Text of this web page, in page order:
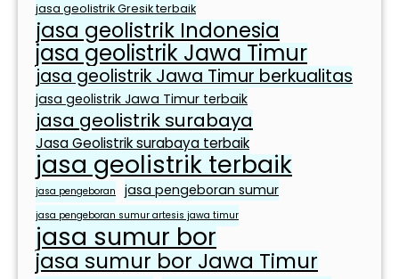
jasa geolistrik Gresik terbaik
jasa geolistrik Indonesia
jasa geolistrik Jawa Timur
jasa geolistrik Jawa Timur berkualitas
jasa geolistrik Jawa Timur terbaik
jasa geolistrik surabaya
Jasa Geolistrik surabaya terbaik
jasa geolistrik terbaik
jasa pengeboran jasa pengeboran sumur
jasa pengeboran sumur artesis jawa timur
jasa sumur bor
jasa sumur bor Jawa Timur